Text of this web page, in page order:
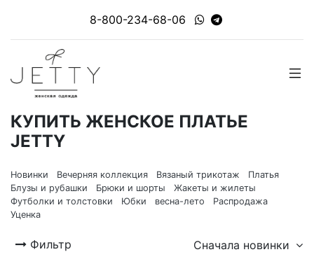
8-800-234-68-06
КУПИТЬ ЖЕНСКОЕ ПЛАТЬЕ
JETTY
Новинки Вечерняя коллекция Вязаный трикотаж
Платья
Блузы и рубашки
Брюки и шорты
Жакеты и жилеты
Футболки и толстовки
Юбки весна-лето
Распродажа
Уценка
Фильтр Сначала новинки